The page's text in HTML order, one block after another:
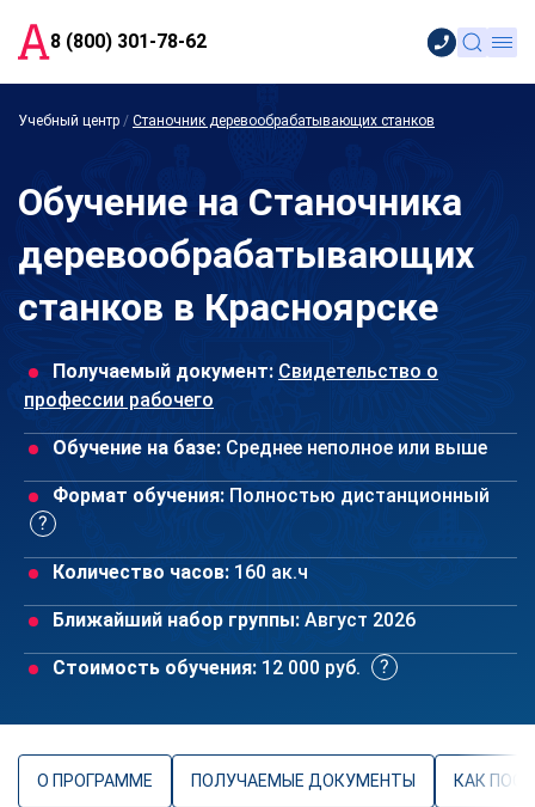
8 (800) 301-78-62
Учебный центр / Станочник деревообрабатывающих станков
Обучение на Станочника
деревообрабатывающих
станков в Красноярске
Получаемый документ: Свидетельство о
профессии рабочего
Обучение на базе: Среднее неполное или выше
Формат обучения: Полностью дистанционный
Количество часов: 160 ак.ч
Ближайший набор группы: Август 2026
Стоимость обучения: 12 000 руб.
О ПРОГРАММЕ ПОЛУЧАЕМЫЕ ДОКУМЕНТЫ КАК